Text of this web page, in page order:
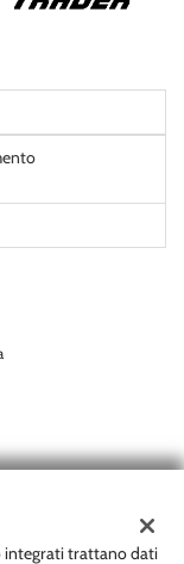
integrati trattano dati